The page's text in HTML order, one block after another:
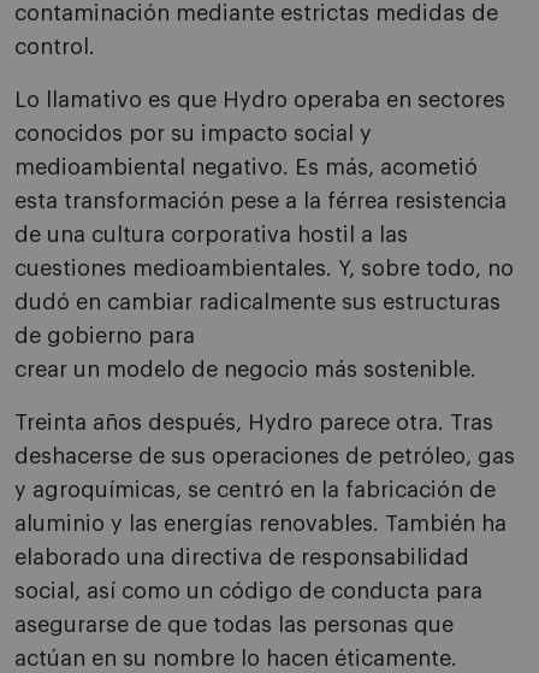
contaminación mediante estrictas medidas de
control.
Lo llamativo es que Hydro operaba en sectores
conocidos por su impacto social y
medioambiental negativo. Es más, acometió
esta transformación pese a la férrea resistencia
de una cultura corporativa hostil a las
cuestiones medioambientales. Y, sobre todo, no
dudó en cambiar radicalmente sus estructuras
de gobierno para
crear un modelo de negocio más sostenible.
Treinta años después, Hydro parece otra. Tras
deshacerse de sus operaciones de petróleo, gas
y agroquímicas, se centró en la fabricación de
aluminio y las energías renovables. También ha
elaborado una directiva de responsabilidad
social, así como un código de conducta para
asegurarse de que todas las personas que
actúan en su nombre lo hacen éticamente.